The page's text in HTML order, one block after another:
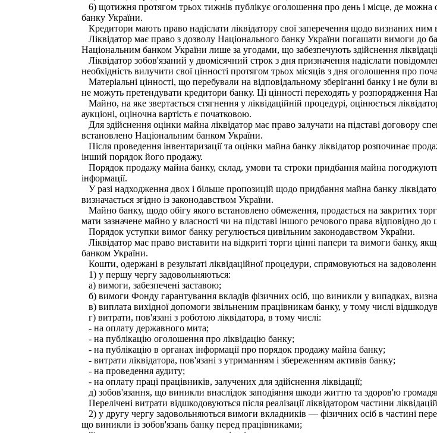
6) щотижня протягом трьох тижнів публікує оголошення про день і місце, де
банку України.
Кредитори мають право надіслати ліквідатору свої заперечення щодо визнаних
Ліквідатор має право з дозволу Національного банку України погашати вимоги до
Національним банком України лише за угодами, що забезпечують здійснення
Ліквідатор зобов'язаний у двомісячний строк з дня призначення надіслати
необхідність вилучити свої цінності протягом трьох місяців з дня оголошення про
Матеріальні цінності, що перебували на відповідальному зберіганні банку і не
не можуть претендувати кредитори банку. Ці цінності переходять у розпорядження
Майно, на яке звертається стягнення у ліквідаційній процедурі, оцінюється
аукціоні, оціночна вартість є початковою.
Для здійснення оцінки майна ліквідатор має право залучати на підставі договору
встановлено Національним банком України.
Після проведення інвентаризації та оцінки майна банку ліквідатор розпочинає
інший порядок його продажу.
Порядок продажу майна банку, склад, умови та строки придбання майна
інформації.
У разі надходження двох і більше пропозицій щодо придбання майна банку
визначається згідно із законодавством України.
Майно банку, щодо обігу якого встановлено обмеження, продається на закритих
мати зазначене майно у власності чи на підставі іншого речового права відповідно до
Порядок уступки вимог банку регулюється цивільним законодавством України.
Ліквідатор має право виставити на відкриті торги цінні папери та вимоги банку,
банком України.
Кошти, одержані в результаті ліквідаційної процедури, спрямовуються на
1) у першу чергу задовольняються:
а) вимоги, забезпечені заставою;
б) вимоги Фонду гарантування вкладів фізичних осіб, що виникли у випадках,
в) виплата вихідної допомоги звільненим працівникам банку, у тому числі
г) витрати, пов'язані з роботою ліквідатора, в тому числі:
- на оплату державного мита;
- на публікацію оголошення про ліквідацію банку;
- на публікацію в органах інформації про порядок продажу майна банку;
- витрати ліквідатора, пов'язані з утриманням і збереженням активів банку;
- на проведення аудиту;
- на оплату праці працівників, залучених для здійснення ліквідації;
д) зобов'язання, що виникли внаслідок заподіяння шкоди життю та здоров'ю
Перелічені витрати відшкодовуються після реалізації ліквідатором частини
2) у другу чергу задовольняються вимоги вкладників — фізичних осіб в частині
що виникли із зобов'язань банку перед працівниками;